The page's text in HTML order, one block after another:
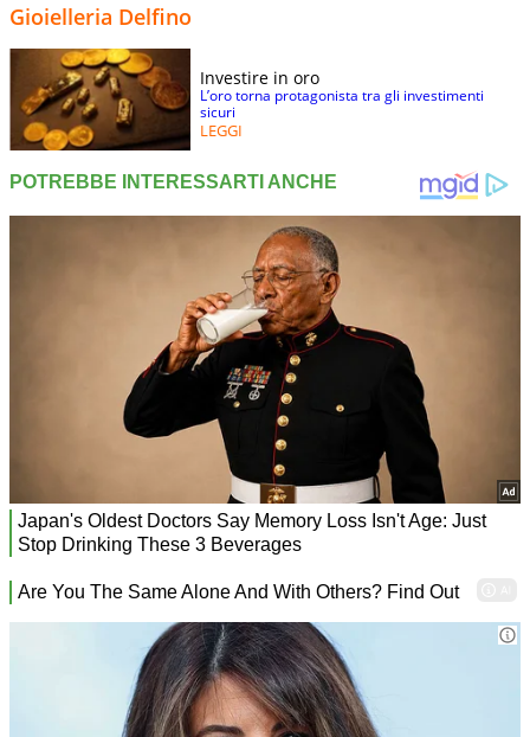
Gioielleria Delfino
Investire in oro
L’oro torna protagonista tra gli investimenti
sicuri
LEGGI